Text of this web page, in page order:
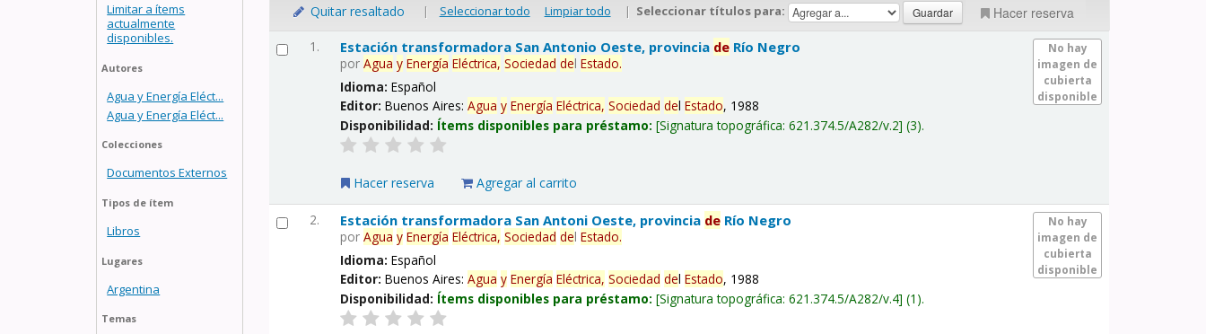
Limitar a ítems
actualmente
disponibles.
Autores
Agua y Energía Eléct...
Agua y Energía Eléct...
Colecciones
Documentos Externos
Tipos de ítem
Libros
Lugares
Argentina
Temas
Quitar resaltado | Seleccionar todo Limpiar todo | Seleccionar títulos para: Hacer reserva
1.
No hay
imagen de
cubierta
disponible
Estación transformadora San Antonio Oeste, provincia de Río Negro
porAgua y Energía Eléctrica, Sociedad delEstado.
Idioma:Español
Editor:Buenos Aires:Agua y Energía Eléctrica, Sociedad delEstado, 1988
Disponibilidad: Ítems disponibles para préstamo: Signatura topográfica:621.374.5/A282/v.2 (3).
Hacer reserva Agregar al carrito
2.
No hay
imagen de
cubierta
disponible
Estación transformadora San Antoni Oeste, provincia de Río Negro
porAgua y Energía Eléctrica, Sociedad delEstado.
Idioma:Español
Editor:Buenos Aires:Agua y Energía Eléctrica, Sociedad delEstado, 1988
Disponibilidad: Ítems disponibles para préstamo: Signatura topográfica:621.374.5/A282/v.4 (1).